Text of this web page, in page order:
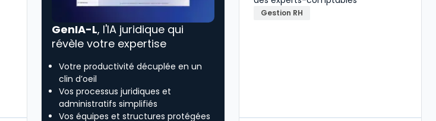
GenIA-L, l'IA juridique qui
révèle votre expertise
Votre productivité décuplée en un
clin d’oeil
Vos processus juridiques et
administratifs simplifiés
Vos équipes et structures protégées
Gestion RH